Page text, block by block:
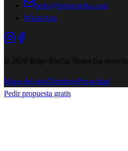
hello@bripemedia.com
WhatsApp
© 2026 Bripe Media. Todos los
Mapa del sitioTérminosPrivacidad
Pedir propuesta gratis